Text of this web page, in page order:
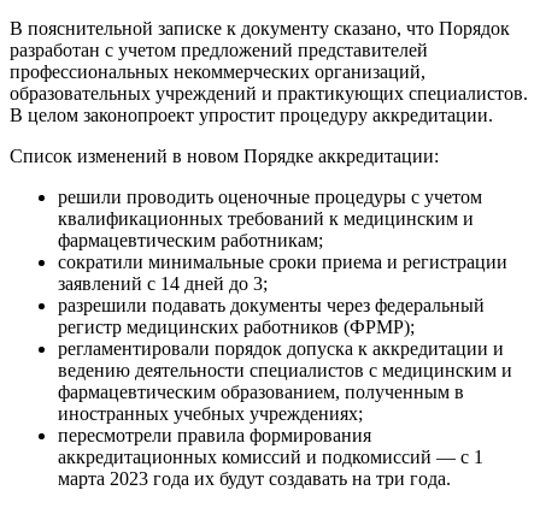
В пояснительной записке к документу сказано, что Порядок
разработан с учетом предложений представителей
профессиональных некоммерческих организаций,
образовательных учреждений и практикующих специалистов.
В целом законопроект упростит процедуру аккредитации.
Список изменений в новом Порядке аккредитации:
решили проводить оценочные процедуры с учетом
квалификационных требований к медицинским и
фармацевтическим работникам;
сократили минимальные сроки приема и регистрации
заявлений с 14 дней до 3;
разрешили подавать документы через федеральный
регистр медицинских работников (ФРМР);
регламентировали порядок допуска к аккредитации и
ведению деятельности специалистов с медицинским и
фармацевтическим образованием, полученным в
иностранных учебных учреждениях;
пересмотрели правила формирования
аккредитационных комиссий и подкомиссий — с 1
марта 2023 года их будут создавать на три года.